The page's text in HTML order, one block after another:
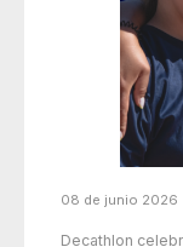
08 de junio 2026
Decathlon